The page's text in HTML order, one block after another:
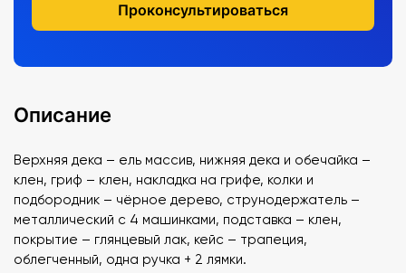
Проконсультироваться
Описание
Верхняя дека – ель массив, нижняя дека и обечайка –
клен, гриф – клен, накладка на грифе, колки и
подбородник – чёрное дерево, струнодержатель –
металлический с 4 машинками, подставка – клен,
покрытие – глянцевый лак, кейс – трапеция,
облегченный, одна ручка + 2 лямки.